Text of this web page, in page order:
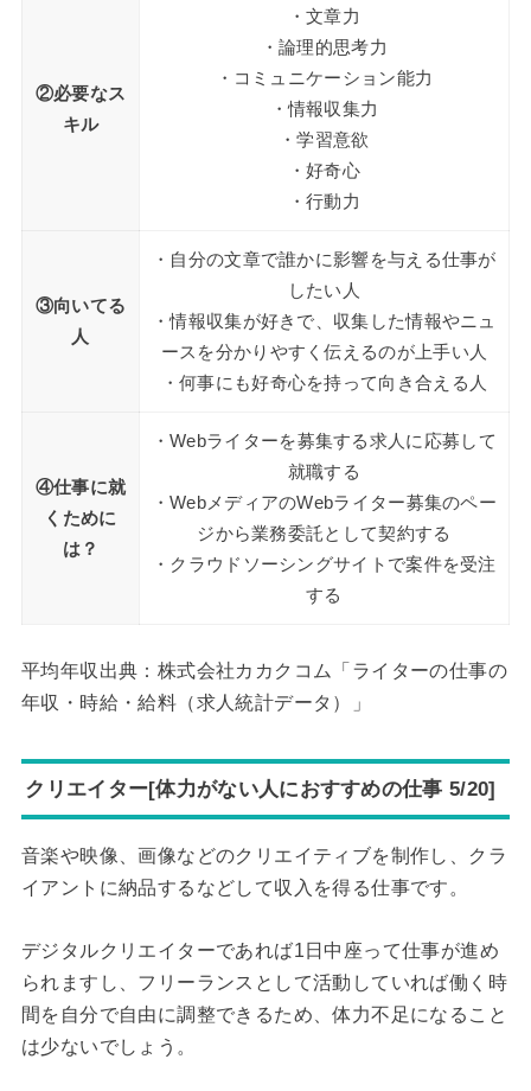
②必要なス
キル
・文章力
・論理的思考力
・コミュニケーション能力
・情報収集力
・学習意欲
・好奇心
・行動力
③向いてる
人
・自分の文章で誰かに影響を与える仕事が
したい人
・情報収集が好きで、収集した情報やニュ
ースを分かりやすく伝えるのが上手い人
・何事にも好奇心を持って向き合える人
④仕事に就
くために
は？
・Webライターを募集する求人に応募して
就職する
・WebメディアのWebライター募集のペー
ジから業務委託として契約する
・クラウドソーシングサイトで案件を受注
する
平均年収出典：株式会社カカクコム「ライターの仕事の
年収・時給・給料（求人統計データ）」
クリエイター[体力がない人におすすめの仕事 5/20]
音楽や映像、画像などのクリエイティブを制作し、クラ
イアントに納品するなどして収入を得る仕事です。
デジタルクリエイターであれば1日中座って仕事が進め
られますし、フリーランスとして活動していれば働く時
間を自分で自由に調整できるため、体力不足になること
は少ないでしょう。